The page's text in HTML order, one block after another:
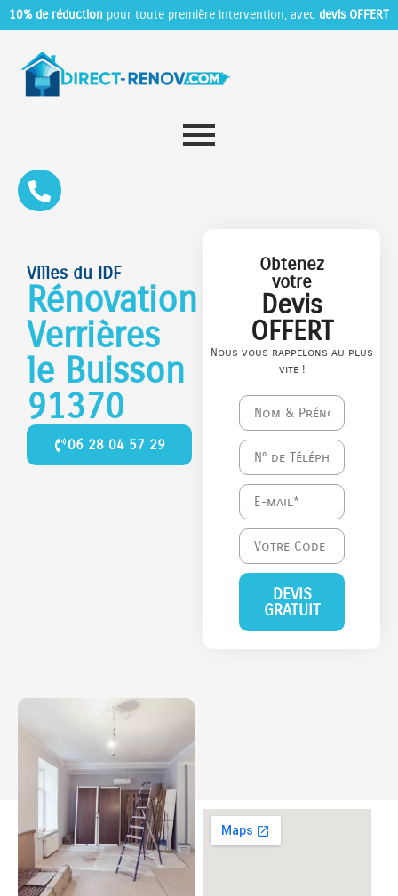
10% de réduction pour toute première intervention, avec devis OFFERT
Villes du IDF
Rénovation
Verrières
le Buisson
91370
06 28 04 57 29
Obtenez
votre
Devis
OFFERT
Nous vous rappelons au plus
vite !
DEVIS
GRATUIT